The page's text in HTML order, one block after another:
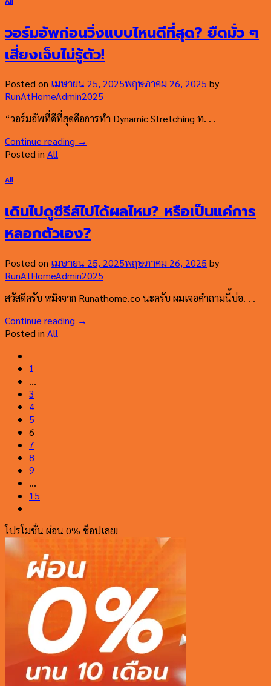
วอร์มอัพก่อนวิ่งแบบไหนดีที่สุด? ยืดมั่ว ๆ
เสี่ยงเจ็บไม่รู้ตัว!
Posted on เมษายน 25, 2025พฤษภาคม 26, 2025 by
RunAtHomeAdmin2025
“วอร์มอัพที่ดีที่สุดคือการทำ Dynamic Stretching ท. . .
Continue reading →
Posted in All
All
เดินไปดูซีรีส์ไปได้ผลไหม? หรือเป็นแค่การ
หลอกตัวเอง?
Posted on เมษายน 25, 2025พฤษภาคม 26, 2025 by
RunAtHomeAdmin2025
สวัสดีครับ หมิงจาก Runathome.co นะครับ ผมเจอคำถามนี้บ่อ. . .
Continue reading →
Posted in All
1
…
3
4
5
6
7
8
9
…
15
โปรโมชั่น ผ่อน 0% ช็อปเลย!